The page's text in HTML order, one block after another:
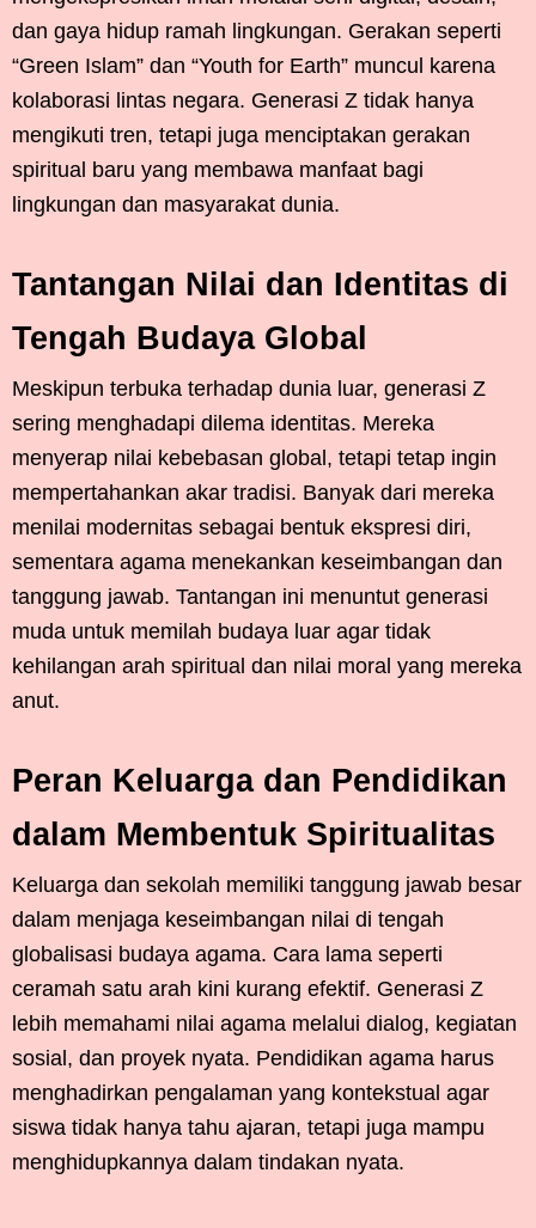
dan gaya hidup ramah lingkungan. Gerakan seperti
“Green Islam” dan “Youth for Earth” muncul karena
kolaborasi lintas negara. Generasi Z tidak hanya
mengikuti tren, tetapi juga menciptakan gerakan
spiritual baru yang membawa manfaat bagi
lingkungan dan masyarakat dunia.
Tantangan Nilai dan Identitas di
Tengah Budaya Global
Meskipun terbuka terhadap dunia luar, generasi Z
sering menghadapi dilema identitas. Mereka
menyerap nilai kebebasan global, tetapi tetap ingin
mempertahankan akar tradisi. Banyak dari mereka
menilai modernitas sebagai bentuk ekspresi diri,
sementara agama menekankan keseimbangan dan
tanggung jawab. Tantangan ini menuntut generasi
muda untuk memilah budaya luar agar tidak
kehilangan arah spiritual dan nilai moral yang mereka
anut.
Peran Keluarga dan Pendidikan
dalam Membentuk Spiritualitas
Keluarga dan sekolah memiliki tanggung jawab besar
dalam menjaga keseimbangan nilai di tengah
globalisasi budaya agama. Cara lama seperti
ceramah satu arah kini kurang efektif. Generasi Z
lebih memahami nilai agama melalui dialog, kegiatan
sosial, dan proyek nyata. Pendidikan agama harus
menghadirkan pengalaman yang kontekstual agar
siswa tidak hanya tahu ajaran, tetapi juga mampu
menghidupkannya dalam tindakan nyata.